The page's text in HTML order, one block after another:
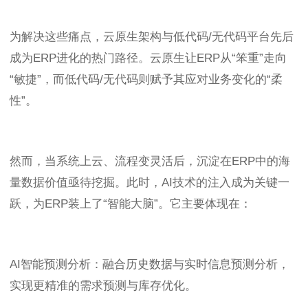
为解决这些痛点，云原生架构与低代码/无代码平台先后
成为ERP进化的热门路径。云原生让ERP从“笨重”走向
“敏捷”，而低代码/无代码则赋予其应对业务变化的“柔
性”。
然而，当系统上云、流程变灵活后，沉淀在ERP中的海
量数据价值亟待挖掘。此时，AI技术的注入成为关键一
跃，为ERP装上了“智能大脑”。它主要体现在：
AI智能预测分析：融合历史数据与实时信息预测分析，
实现更精准的需求预测与库存优化。